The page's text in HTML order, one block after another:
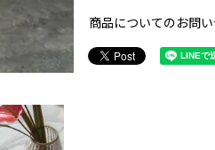
商品についてのお問